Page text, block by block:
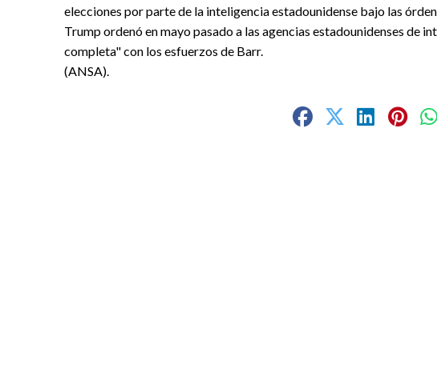
elecciones por parte de la inteligencia estadounidense bajo las
Trump ordenó en mayo pasado a las agencias estadounidenses de
completa" con los esfuerzos de Barr.
(ANSA).